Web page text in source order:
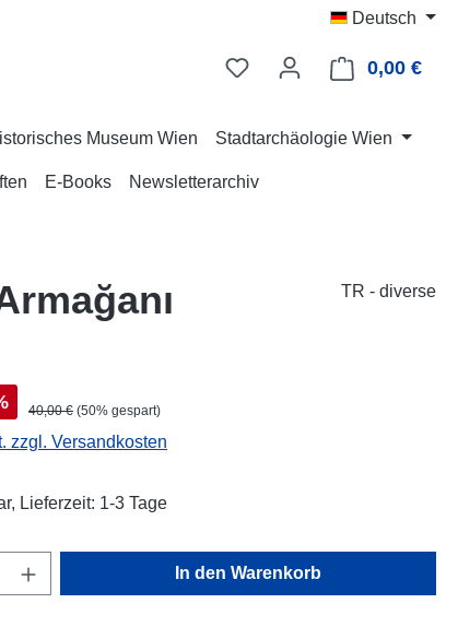
Deutsch
0,00 €
Museum Wien Stadtarchäologie Wien
E-Books Newsletterarchiv
TR - diverse
Regulärer Preis:
40,00 € (50% gespart)
zzgl. Versandkosten
Lieferzeit: 1-3 Tage
Gib den gewünschten Wert ein
In den Warenkorb